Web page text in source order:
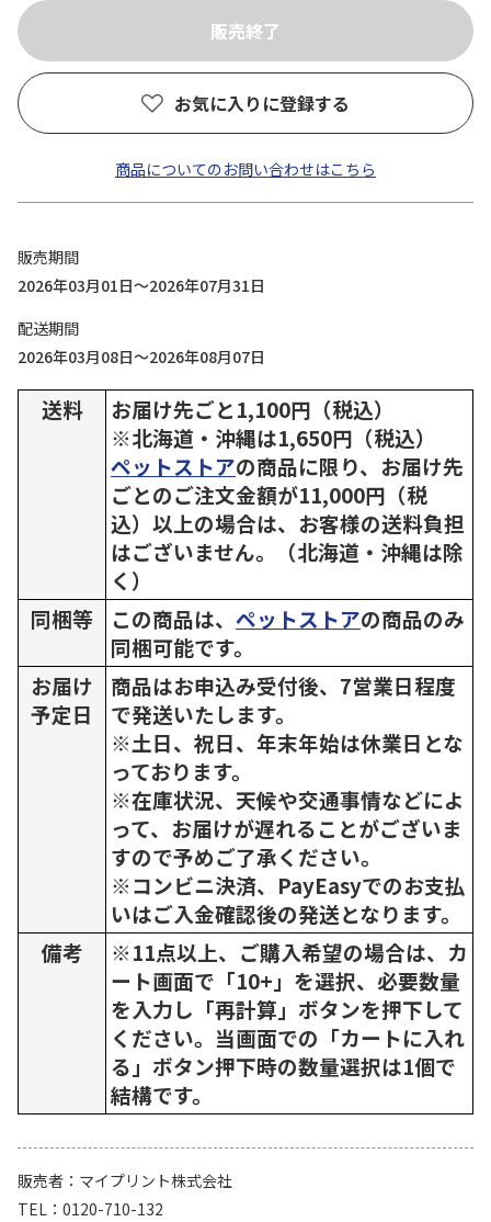
お気に入りに登録する
商品についてのお問い合わせはこちら
販売期間
2026年03月01日～2026年07月31日
配送期間
2026年03月08日～2026年08月07日
送料
お届け先ごと1,100円（税込）
※北海道・沖縄は1,650円（税込）
ペットストアの商品に限り、お届け先
ごとのご注文金額が11,000円（税
込）以上の場合は、お客様の送料負担
はございません。（北海道・沖縄は除
く）
同梱等
この商品は、 ペットストアの商品のみ
同梱可能です。
お届け
予定日
商品はお申込み受付後、7営業日程度
で発送いたします。
※土日、祝日、年末年始は休業日とな
っております。
※在庫状況、天候や交通事情などによ
って、お届けが遅れることがございま
すので予めご了承ください。
※コンビニ決済、PayEasyでのお支払
いはご入金確認後の発送となります。
備考
※11点以上、ご購入希望の場合は、カ
ート画面で「10+」を選択、必要数量
を入力し「再計算」ボタンを押下して
ください。当画面での「カートに入れ
る」ボタン押下時の数量選択は1個で
結構です。
販売者
マイプリント株式会社
TEL
0120-710-132